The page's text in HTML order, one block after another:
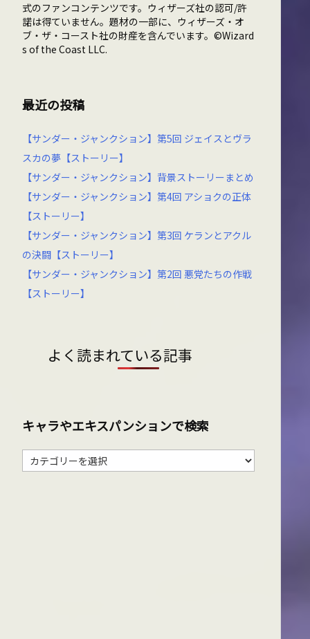
式のファンコンテンツです。ウィザーズ社の認可/許
諾は得ていません。題材の一部に、ウィザーズ・オ
ブ・ザ・コースト社の財産を含んでいます。©Wizard
s of the Coast LLC.
最近の投稿
【サンダー・ジャンクション】第5回 ジェイスとヴラ
スカの夢【ストーリー】
【サンダー・ジャンクション】背景ストーリーまとめ
【サンダー・ジャンクション】第4回 アショクの正体
【ストーリー】
【サンダー・ジャンクション】第3回 ケランとアクル
の決闘【ストーリー】
【サンダー・ジャンクション】第2回 悪党たちの作戦
【ストーリー】
よく読まれている記事
キャラやエキスパンションで検索
キ
ャ